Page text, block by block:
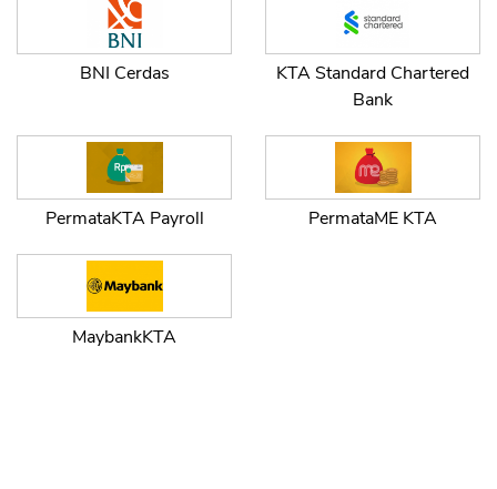
BNI Cerdas
KTA Standard Chartered
Bank
PermataKTA Payroll PermataME KTA
MaybankKTA